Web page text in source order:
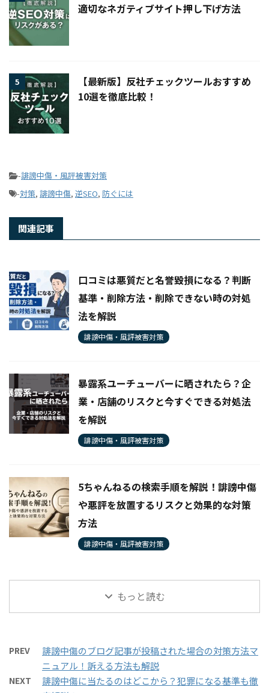
適切なネガティブサイト押し下げ方法
5
【最新版】反社チェックツールおすすめ
10選を徹底比較！
-誹謗中傷・風評被害対策
-対策, 誹謗中傷, 逆SEO, 防ぐには
関連記事
口コミは悪質だと名誉毀損になる？判断
基準・削除方法・削除できない時の対処
法を解説
誹謗中傷・風評被害対策
暴露系ユーチューバーに晒されたら？企
業・店舗のリスクと今すぐできる対処法
を解説
誹謗中傷・風評被害対策
5ちゃんねるの検索手順を解説！誹謗中傷
や悪評を放置するリスクと効果的な対策
方法
誹謗中傷・風評被害対策
もっと読む
PREV
誹謗中傷のブログ記事が投稿された場合の対策方法マ
ニュアル！訴える方法も解説
NEXT
誹謗中傷に当たるのはどこから？犯罪になる基準も徹